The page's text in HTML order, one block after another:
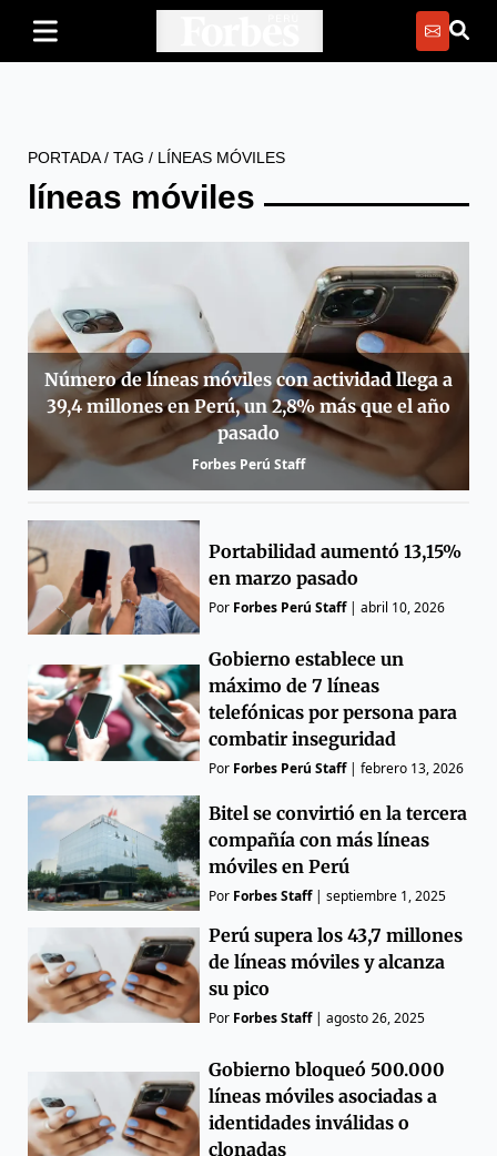
PORTADA/ TAG / LÍNEAS MÓVILES
líneas móviles
Número de líneas móviles con actividad llega a
39,4 millones en Perú, un 2,8% más que el año
pasado
Forbes Perú Staff
Portabilidad aumentó 13,15%
en marzo pasado
Por Forbes Perú Staff|abril 10, 2026
Gobierno establece un
máximo de 7 líneas
telefónicas por persona para
combatir inseguridad
Por Forbes Perú Staff|febrero 13, 2026
Bitel se convirtió en la tercera
compañía con más líneas
móviles en Perú
Por Forbes Staff|septiembre 1, 2025
Perú supera los 43,7 millones
de líneas móviles y alcanza
su pico
Por Forbes Staff|agosto 26, 2025
Gobierno bloqueó 500.000
líneas móviles asociadas a
identidades inválidas o
clonadas